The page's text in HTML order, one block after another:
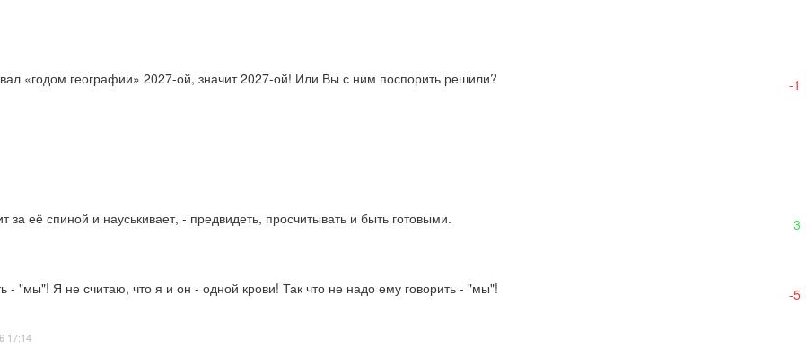
«годом географии» 2027-ой, значит 2027-ой! Или Вы с ним поспорить решили?
-1
за её спиной и науськивает, - предвидеть, просчитывать и быть готовыми. 3
- "мы"! Я не считаю, что я и он - одной крови! Так что не надо ему говорить - "мы"! -5
17:14